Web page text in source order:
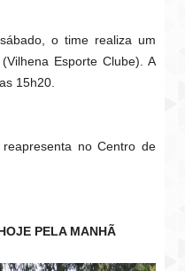
o time realiza um
Esporte Clube). A
15h20.
no Centro de
PELA MANHÃ